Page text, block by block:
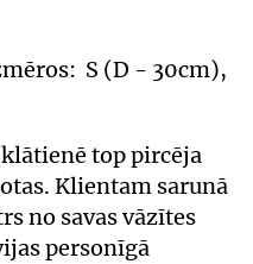
S (D - 30cm),
top pircēja
Klientam sarunā
no savas vāzītes
personīgā